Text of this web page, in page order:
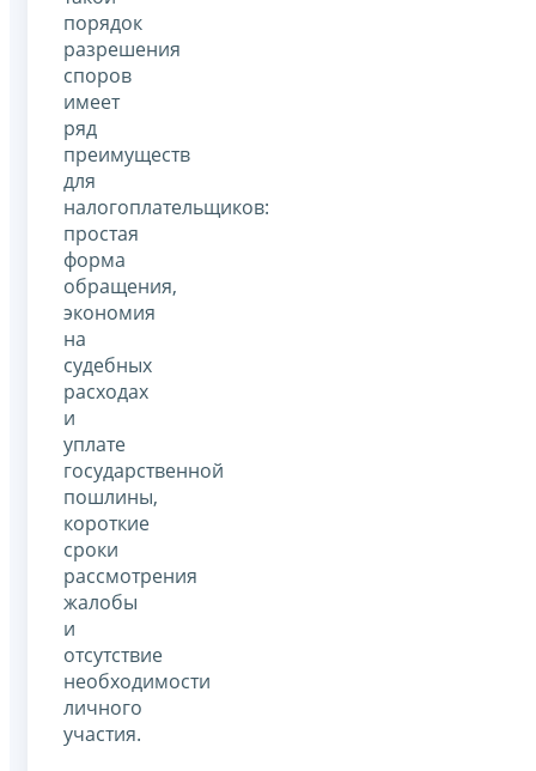
порядок
разрешения
споров
имеет
ряд
преимуществ
для
налогоплательщиков:
простая
форма
обращения,
экономия
на
судебных
расходах
и
уплате
государственной
пошлины,
короткие
сроки
рассмотрения
жалобы
и
отсутствие
необходимости
личного
участия.